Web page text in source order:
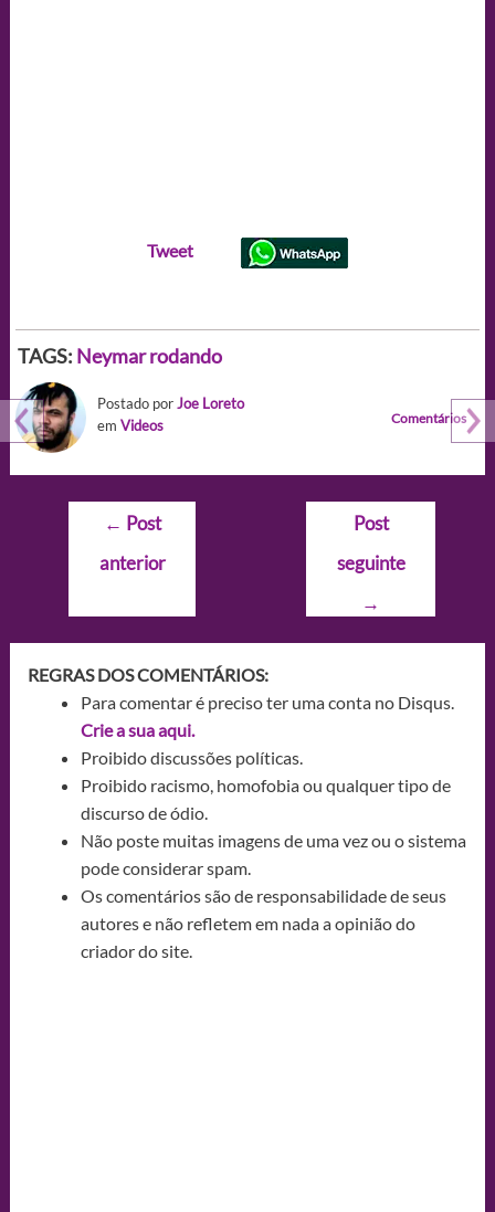
Tweet
TAGS: Neymar rodando
Postado porJoe Loreto
em Videos Comentários
Navegação
Post
← Post
anterior
Post
seguinte
→
REGRAS DOS COMENTÁRIOS:
Para comentar é preciso ter uma conta no Disqus.
Crie a sua aqui.
Proibido discussões políticas.
Proibido racismo, homofobia ou qualquer tipo de
discurso de ódio.
Não poste muitas imagens de uma vez ou o sistema
pode considerar spam.
Os comentários são de responsabilidade de seus
autores e não refletem em nada a opinião do
criador do site.